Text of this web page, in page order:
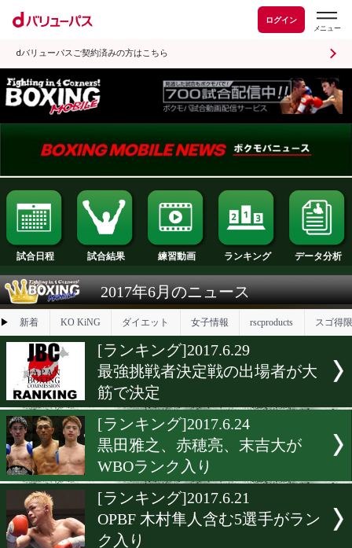
ログイン
dバリューパスご契約済みの方はこちら
試合日程 試合結果 練習動画 ランキング
2017年6月のニュース
新着 KO KiNG ダイエット
[ランキング]2017.6.29
最強挑戦者決定戦の出場者
筋で決定
[ランキング]2017.6.24
黒田雅之、赤穂亮、末吉大